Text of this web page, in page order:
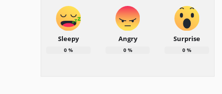
Sleepy
0%
Angry
0%
Surprise
0 %